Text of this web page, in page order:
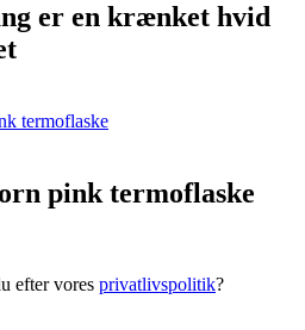
er en krænket hvid
pink termoflaske
efter vores privatlivspolitik?